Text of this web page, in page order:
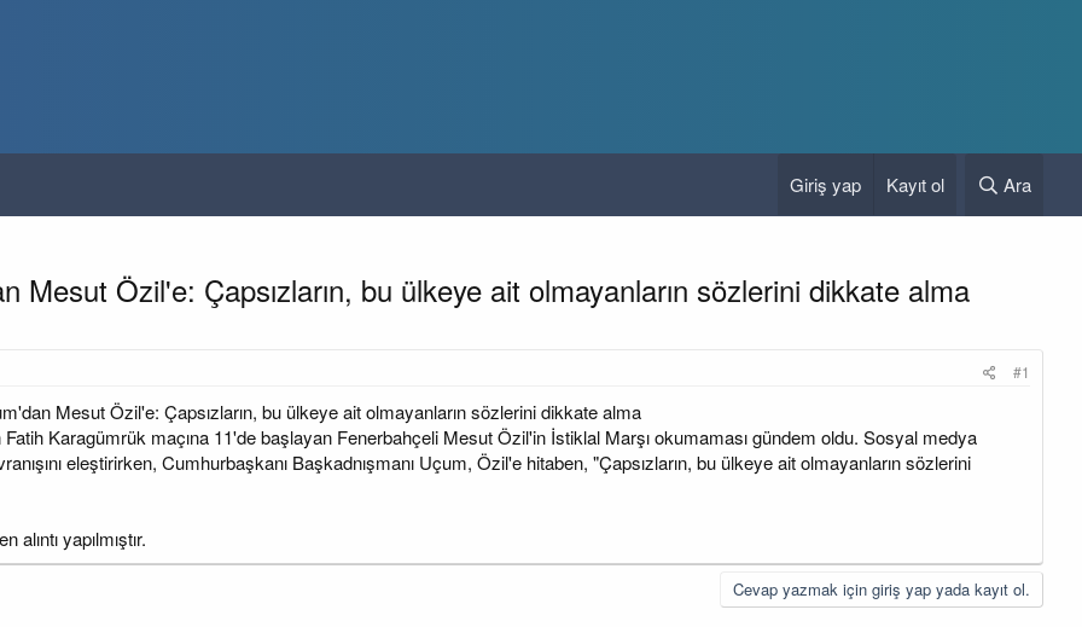
Giriş yap Kayıt ol Ara
Mesut Özil'e: Çapsızların, bu ülkeye ait olmayanların sözlerini dikkate alma
#1
Mesut Özil'e: Çapsızların, bu ülkeye ait olmayanların sözlerini dikkate alma
Karagümrük maçına 11'de başlayan Fenerbahçeli Mesut Özil'in İstiklal Marşı okumaması gündem oldu. Sosyal medya
eleştirirken, Cumhurbaşkanı Başkadnışmanı Uçum, Özil'e hitaben, "Çapsızların, bu ülkeye ait olmayanların sözlerini
yapılmıştır.
Cevap yazmak için giriş yap yada kayıt ol.